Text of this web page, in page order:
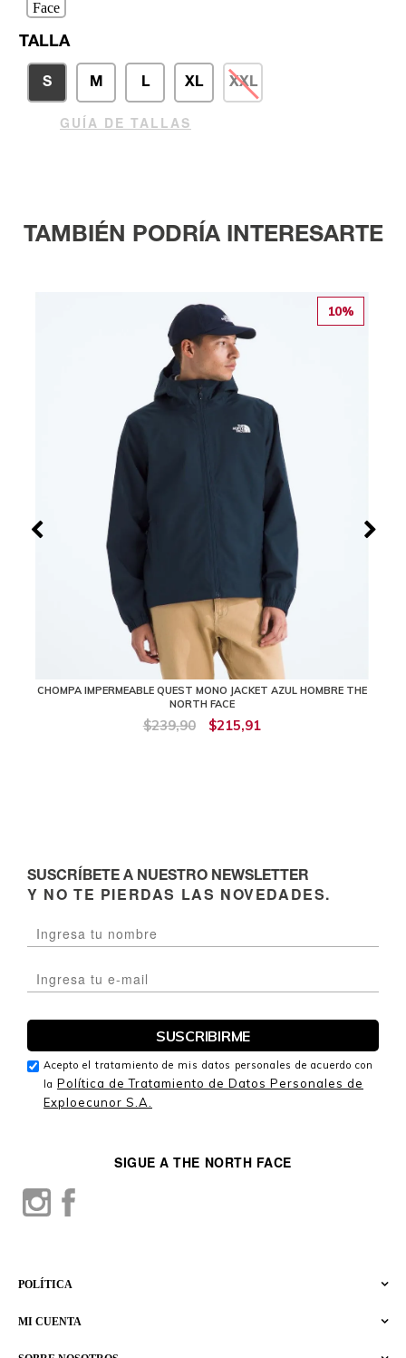
TALLA
S M L XL XXL
GUÍA DE TALLAS
TAMBIÉN PODRÍA INTERESARTE
10%
CHOMPA IMPERMEABLE QUEST MONO JACKET AZUL HOMBRE THE
NORTH FACE
$239,90 $215,91
MI CUENTA
POLÍTICA
SIGUE A THE NORTH FACE
SUSCRÍBETE A NUESTRO NEWSLETTER
Y NO TE PIERDAS LAS NOVEDADES.
Acepto el tratamiento de mis datos personales de acuerdo con
la Política de Tratamiento de Datos Personales de
Exploecunor S.A.